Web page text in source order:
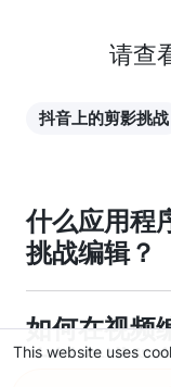
请查
抖音上的剪影挑战
什么应用程
挑战编辑？
如何在视频
为抖音进行
This website uses